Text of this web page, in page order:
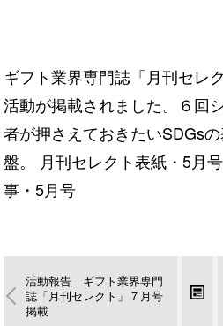
ギフト業界専門誌「月刊セレ
活動が掲載されました。６回
者が押さえておきたいSDGs
盤。
月刊セレクト表紙・5月号
事・5月号
活動報告 ギフト業界専門
誌「月刊セレクト」７月号
掲載